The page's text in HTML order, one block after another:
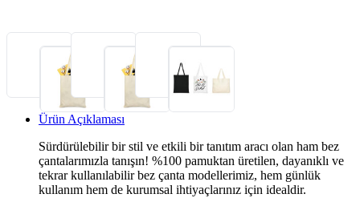
Ürün Açıklaması
Sürdürülebilir bir stil ve etkili bir tanıtım aracı olan ham bez
çantalarımızla tanışın! %100 pamuktan üretilen, dayanıklı ve
tekrar kullanılabilir bez çanta modellerimiz, hem günlük
kullanım hem de kurumsal ihtiyaçlarınız için idealdir.